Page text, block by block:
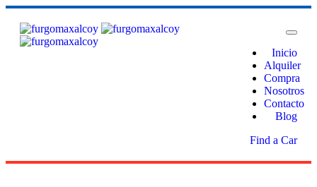
Inicio
Alquiler
Compra
Nosotros
Contacto
Blog
Find a Car